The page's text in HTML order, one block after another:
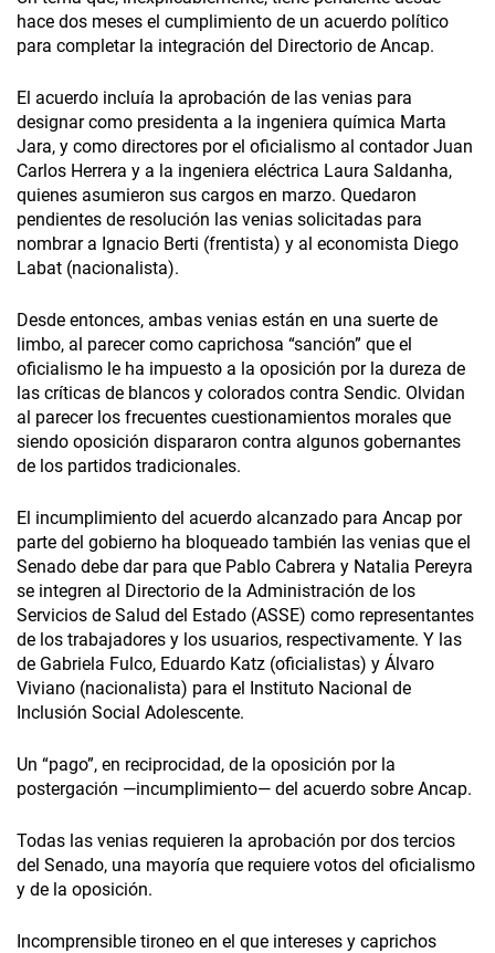
hace dos meses el cumplimiento de un acuerdo político
para completar la integración del Directorio de Ancap.
El acuerdo incluía la aprobación de las venias para
designar como presidenta a la ingeniera química Marta
Jara, y como directores por el oficialismo al contador Juan
Carlos Herrera y a la ingeniera eléctrica Laura Saldanha,
quienes asumieron sus cargos en marzo. Quedaron
pendientes de resolución las venias solicitadas para
nombrar a Ignacio Berti (frentista) y al economista Diego
Labat (nacionalista).
Desde entonces, ambas venias están en una suerte de
limbo, al parecer como caprichosa “sanción” que el
oficialismo le ha impuesto a la oposición por la dureza de
las críticas de blancos y colorados contra Sendic. Olvidan
al parecer los frecuentes cuestionamientos morales que
siendo oposición dispararon contra algunos gobernantes
de los partidos tradicionales.
El incumplimiento del acuerdo alcanzado para Ancap por
parte del gobierno ha bloqueado también las venias que el
Senado debe dar para que Pablo Cabrera y Natalia Pereyra
se integren al Directorio de la Administración de los
Servicios de Salud del Estado (ASSE) como representantes
de los trabajadores y los usuarios, respectivamente. Y las
de Gabriela Fulco, Eduardo Katz (oficialistas) y Álvaro
Viviano (nacionalista) para el Instituto Nacional de
Inclusión Social Adolescente.
Un “pago”, en reciprocidad, de la oposición por la
postergación —incumplimiento— del acuerdo sobre Ancap.
Todas las venias requieren la aprobación por dos tercios
del Senado, una mayoría que requiere votos del oficialismo
y de la oposición.
Incomprensible tironeo en el que intereses y caprichos